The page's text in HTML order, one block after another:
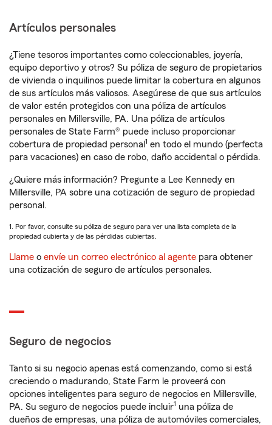
Artículos personales
¿Tiene tesoros importantes como coleccionables, joyería,
equipo deportivo y otros? Su póliza de seguro de propietarios
de vivienda o inquilinos puede limitar la cobertura en algunos
de sus artículos más valiosos. Asegúrese de que sus artículos
de valor estén protegidos con una póliza de artículos
personales en Millersville, PA. Una póliza de artículos
personales de State Farm® puede incluso proporcionar
cobertura de propiedad personal 1 en todo el mundo (perfecta
para vacaciones) en caso de robo, daño accidental o pérdida.
¿Quiere más información? Pregunte a Lee Kennedy en
Millersville, PA sobre una cotización de seguro de propiedad
personal.
1. Por favor, consulte su póliza de seguro para ver una lista completa de la
propiedad cubierta y de las pérdidas cubiertas.
Llame o envíe un correo electrónico al agente para obtener
una cotización de seguro de artículos personales.
Seguro de negocios
Tanto si su negocio apenas está comenzando, como si está
creciendo o madurando, State Farm le proveerá con
opciones inteligentes para seguro de negocios en Millersville,
PA. Su seguro de negocios puede incluir1 una póliza de
dueños de empresas, una póliza de automóviles comerciales,